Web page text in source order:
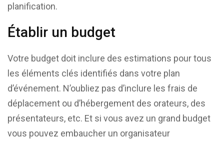
planification.
Établir un budget
Votre budget doit inclure des estimations pour tous
les éléments clés identifiés dans votre plan
d’événement. N’oubliez pas d’inclure les frais de
déplacement ou d’hébergement des orateurs, des
présentateurs, etc. Et si vous avez un grand budget
vous pouvez embaucher un organisateur